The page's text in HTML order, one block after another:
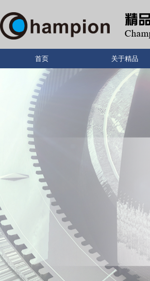
首页 关于精品